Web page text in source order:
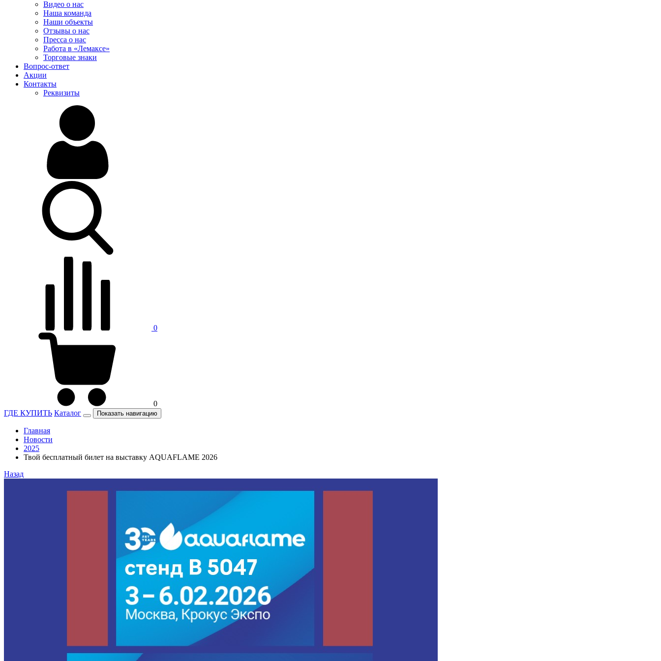
Видео о нас
Наша команда
Наши объекты
Отзывы о нас
Пресса о нас
Работа в «Лемаксе»
Торговые знаки
Вопрос-ответ
Акции
Контакты
Реквизиты
0
0
ГДЕ КУПИТЬ Каталог Показать навигацию
Главная
Новости
2025
Твой бесплатный билет на выставку AQUAFLAME 2026
Назад